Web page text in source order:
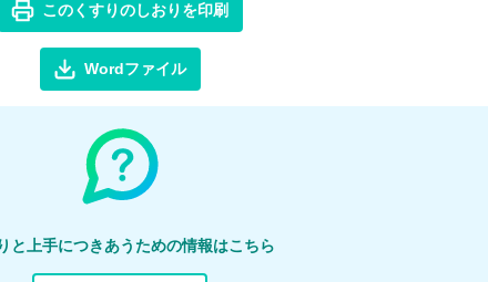
このくすりのしおりを印刷
Wordファイル
と上手につきあうための情報はこちら